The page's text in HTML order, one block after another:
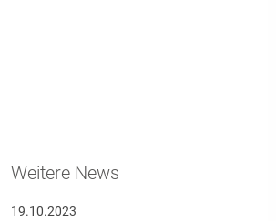
Weitere News
19.10.2023